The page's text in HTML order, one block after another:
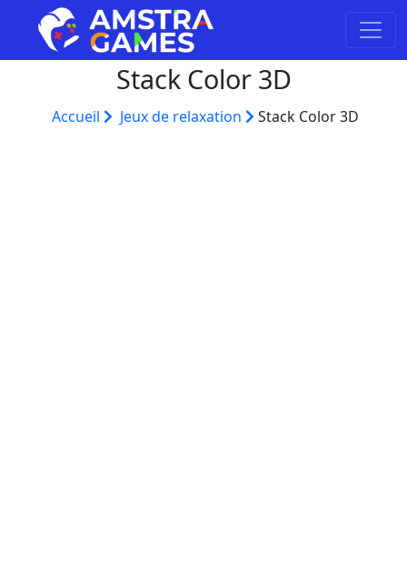
Stack Color 3D
Accueil Jeux de relaxation Stack Color 3D